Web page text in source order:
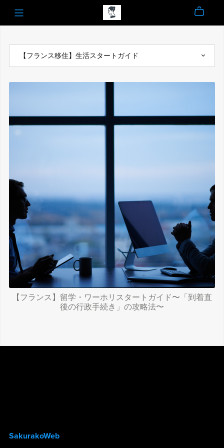
【フランス】留学・ワーホリスタートガイド〜「到着直
後の行政手続き」の攻略法〜
SakurakoWeb